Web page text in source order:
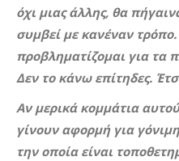
όχι μιας άλλης, θα
συμβεί με κανέναν τρόπο.
προβληματίζομαι για τα
Δεν το κάνω επίτηδες.
Αν μερικά κομμάτια
γίνουν αφορμή για
την οποία είναι